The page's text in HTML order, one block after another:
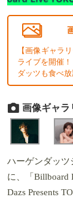
【画像ギャラ
ライブを開催
ダッツも食べ
画像ギャラ
ハーゲンダッツ
に、「Billboard
Dazs Presents